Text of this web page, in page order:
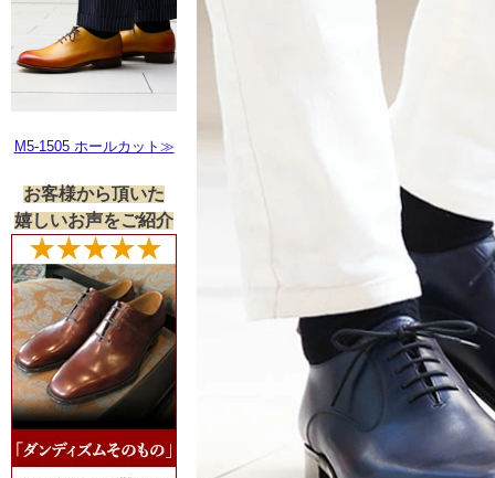
M5-1505 ホールカット≫
お客様から頂いた
嬉しいお声をご紹介